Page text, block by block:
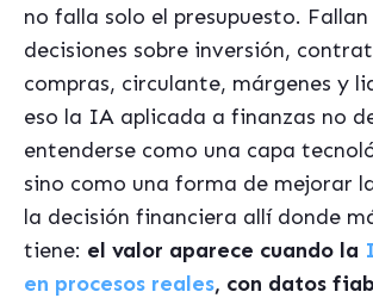
no falla solo el presupuesto.
decisiones sobre inversión,
compras, circulante, márgenes y
eso la IA aplicada a finanzas no
entenderse como una capa
sino como una forma de mejorar
la decisión financiera allí donde
tiene: el valor aparece cuando la
en procesos reales, con datos